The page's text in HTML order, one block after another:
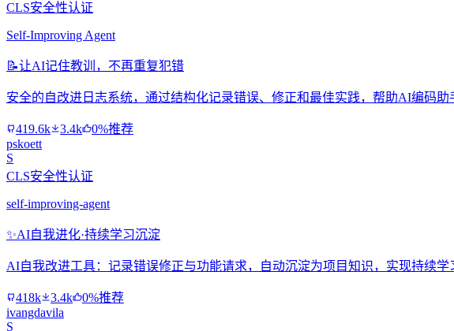
CLS安全性认证
Self-Improving Agent
📝让AI记住教训，不再重复犯错
安全的自改进日志系统，通过结构化记录错误、修正和最佳实践，帮助AI编码助
419.6k 3.4k
0%推荐
pskoett
S
CLS安全性认证
self-improving-agent
✨AI自我进化·持续学习沉淀
AI自我改进工具：记录错误修正与功能请求，自动沉淀为项目知识，实现持续学
418k 3.4k
0%推荐
ivangdavila
S